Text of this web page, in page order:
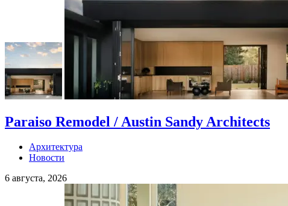
Paraiso Remodel / Austin Sandy Architects
Архитектура
Новости
6 августа, 2026